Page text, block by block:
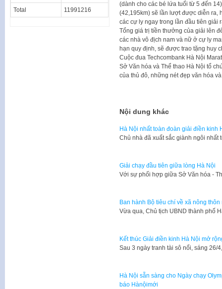
(dành cho các bé lứa tuổi từ 5 đến
(42,195km) sẽ lần lượt được diễn ra,
các cự ly ngay trong lần đầu tiên giải
Tổng giá trị tiền thưởng của giải lên
các nhà vô địch nam và nữ ở cự ly
hạn quy định, sẽ được trao tặng huy
Cuộc đua Techcombank Hà Nội
Sở Văn hóa và Thể thao Hà Nội tổ
của thủ đô, những nét đẹp văn hóa
Nội dung khác
Hà Nội nhất toàn đoàn giải điền kinh
Chủ nhà đã xuất sắc giành ngôi
Giải chạy đầu tiên giữa lòng Hà Nội
Với sự phối hợp giữa Sở Văn hóa -
Ban hành Bộ tiêu chí về xã nông
Vừa qua, Chủ tịch UBND thành phố
Kết thúc Giải điền kinh Hà Nội mở
Sau 3 ngày tranh tài sô nổi, sáng
Hà Nội sẵn sàng cho Ngày chạy
báo Hànộimới
Total 11991216